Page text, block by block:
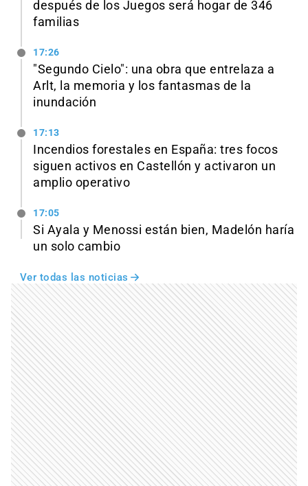
después de los Juegos será hogar de 346
familias
17:26
"Segundo Cielo": una obra que entrelaza a
Arlt, la memoria y los fantasmas de la
inundación
17:13
Incendios forestales en España: tres focos
siguen activos en Castellón y activaron un
amplio operativo
17:05
Si Ayala y Menossi están bien, Madelón haría
un solo cambio
Ver todas las noticias